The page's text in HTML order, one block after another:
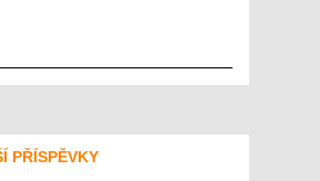
PŘÍSPĚVKY